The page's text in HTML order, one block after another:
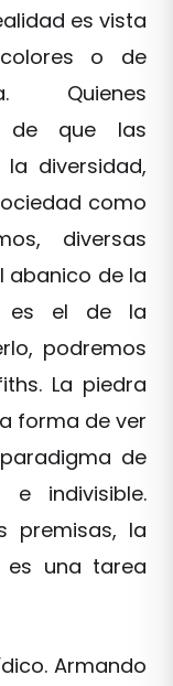
es vista
o de
Quienes
de que las
diversidad,
como
diversas
abanico de la
es el de la
podremos
La piedra
forma de ver
de
indivisible.
premisas, la
es una tarea
Armando